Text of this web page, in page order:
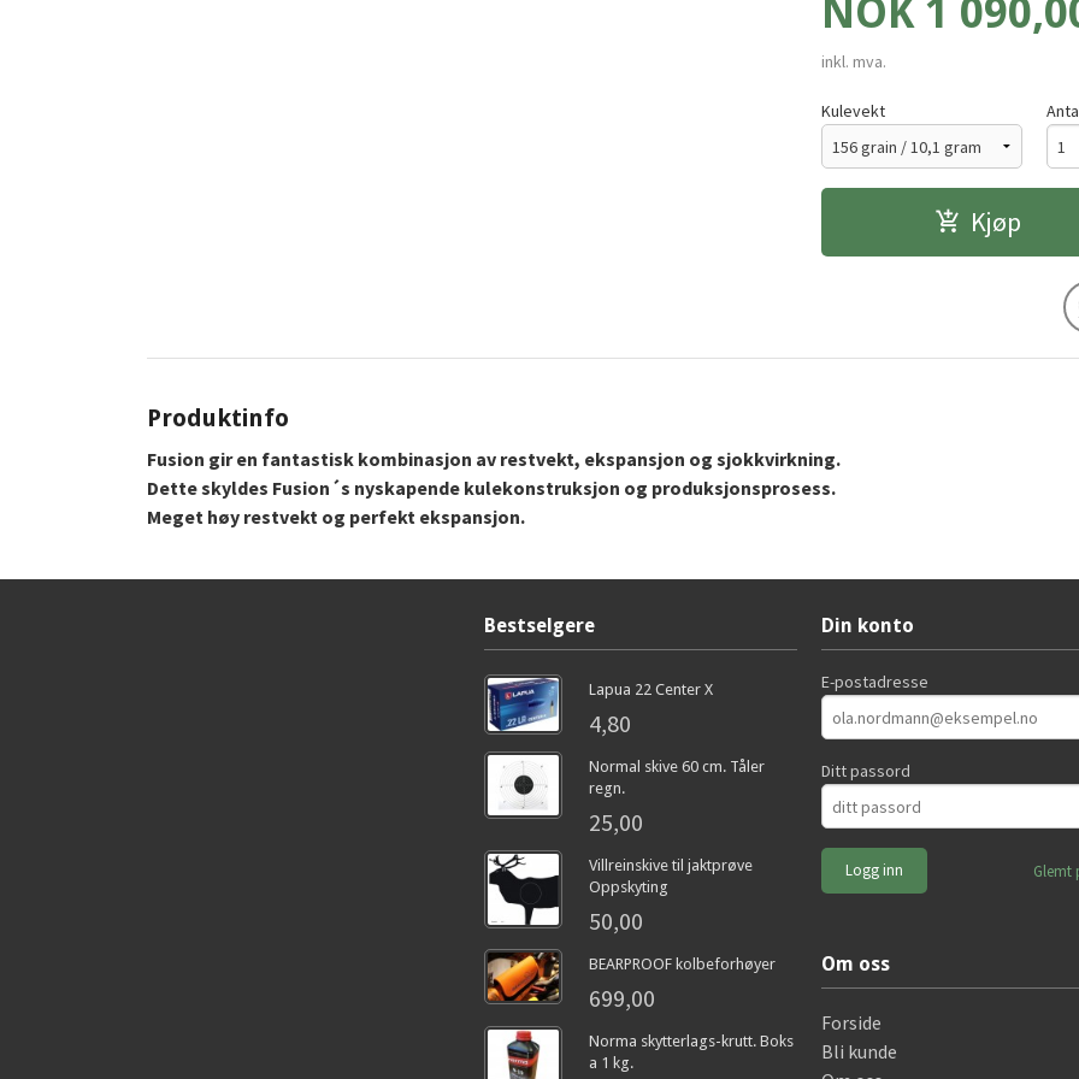
Pris
NOK 1
inkl. mva.
Kulevekt
Kjøp
Produktinfo
Fusion gir en fantastisk kombinasjon av restvekt, ekspansjon og sjokkvirkning.
Dette skyldes Fusion´s nyskapende kulekonstruksjon og produksjonsprosess.
Meget høy restvekt og perfekt ekspansjon.
Bestselgere
Lapua 22 Center X
4,80
Normal skive 60 cm. Tåler
regn.
25,00
Villreinskive til jaktprøve
Oppskyting
50,00
BEARPROOF kolbeforhøyer
699,00
Norma skytterlags-krutt. Boks
a 1 kg.
Din konto
E-postadresse
Ditt passord
Glemt
Om oss
Forside
Bli kunde